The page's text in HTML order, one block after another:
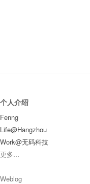
个人介绍
Fenng
Life@Hangzhou
Work@无码科技
更多...
Weblog